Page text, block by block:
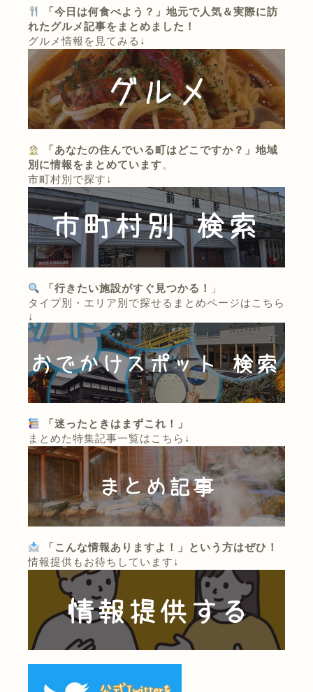
「今日は何食べよう？」地元で人気＆実際に訪
れたグルメ記事をまとめました！
グルメ情報を見てみる↓
「あなたの住んでいる町はどこですか？」地域
別に情報をまとめています。
市町村別で探す↓
「行きたい施設がすぐ見つかる！
」
タイプ別・エリア別で探せるまとめページはこちら
↓
「迷ったときはまずこれ！」
まとめた特集記事一覧はこちら↓
「こんな情報ありますよ！」という方はぜひ！
情報提供もお待ちしています↓